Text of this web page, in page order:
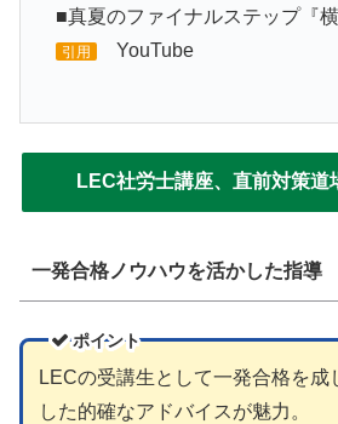
■真夏のファイナルステップ『
引用 YouTube
LEC社労士講座、直前対策
一発合格ノウハウを活かした指導
ポイント
LECの受講生として一発合格を成
した的確なアドバイスが魅力。